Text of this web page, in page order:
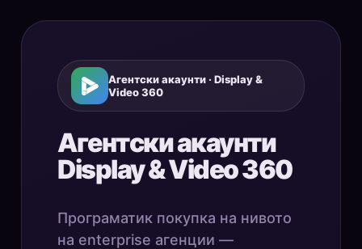
Агентски акаунти · Display &
Video 360
Агентски акаунти
Display & Video 360
Програматик покупка на нивото
на enterprise агенции —